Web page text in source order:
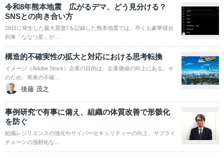
令和8年熊本地震 広がるデマ、どう見分ける？
SNSとの向き合い方
28日に発生した最大震度7を記録した熊本地震では、早くも豪華寝台
列車「ななつ星」が…
構造的不確実性の拡大と対応における思考転換
イメージ（Adobe Stock）企業の目的は、企業価値の向上にある。そ
のため、将来の不確…
後藤 茂之
事例研究で有事に備え、組織の体質改善で形骸化
を防ぐ
組織レジリエンスの強化やサイバーセキュリティーの向上、サプライ
チェーンの強靭化な…